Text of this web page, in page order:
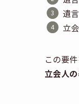
遺
立
この要
立会人